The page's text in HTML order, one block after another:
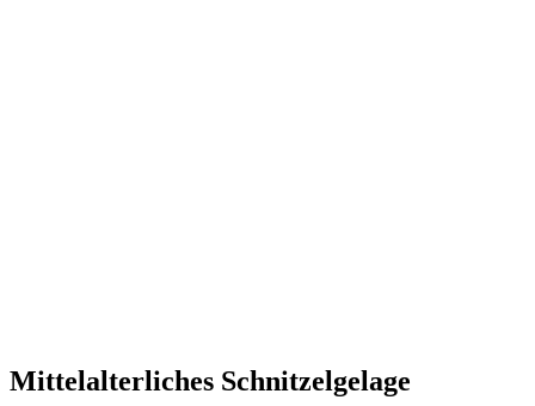
Mittelalterliches Schnitzelgelage